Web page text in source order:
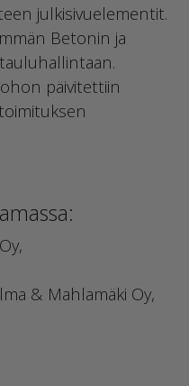
julkisivuelementit.
Betonin ja
päivitettiin
& Mahlamäki Oy,